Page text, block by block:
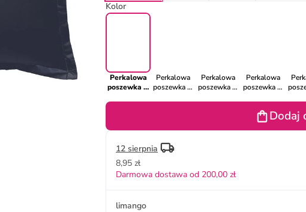
Kolor
Perkalowa
poszewka w
antracytowym
Perkalowa
poszewka w
Perkalowa
poszewka w
Perkalowa
poszewka w
na poduszkęDodaj
12 sierpnia
8,95 zł
Darmowa dostawa od 200,00 zł
limango